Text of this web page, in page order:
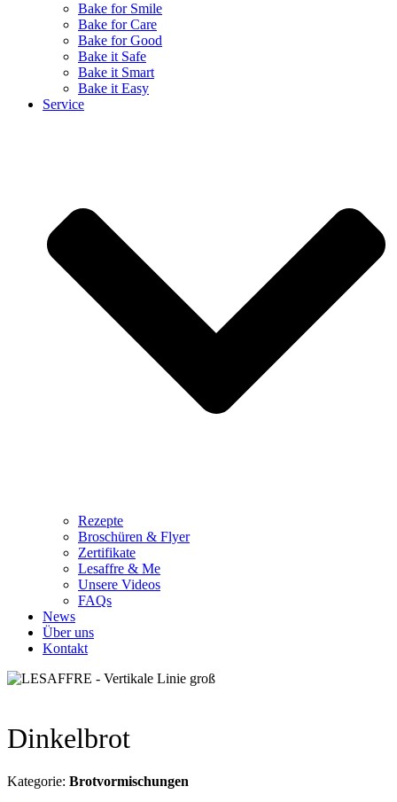
Bake for Smile
Bake for Care
Bake for Good
Bake it Safe
Bake it Smart
Bake it Easy
Service
Rezepte
Broschüren & Flyer
Zertifikate
Lesaffre & Me
Unsere Videos
FAQs
News
Über uns
Kontakt
Dinkelbrot
Kategorie: Brotvormischungen